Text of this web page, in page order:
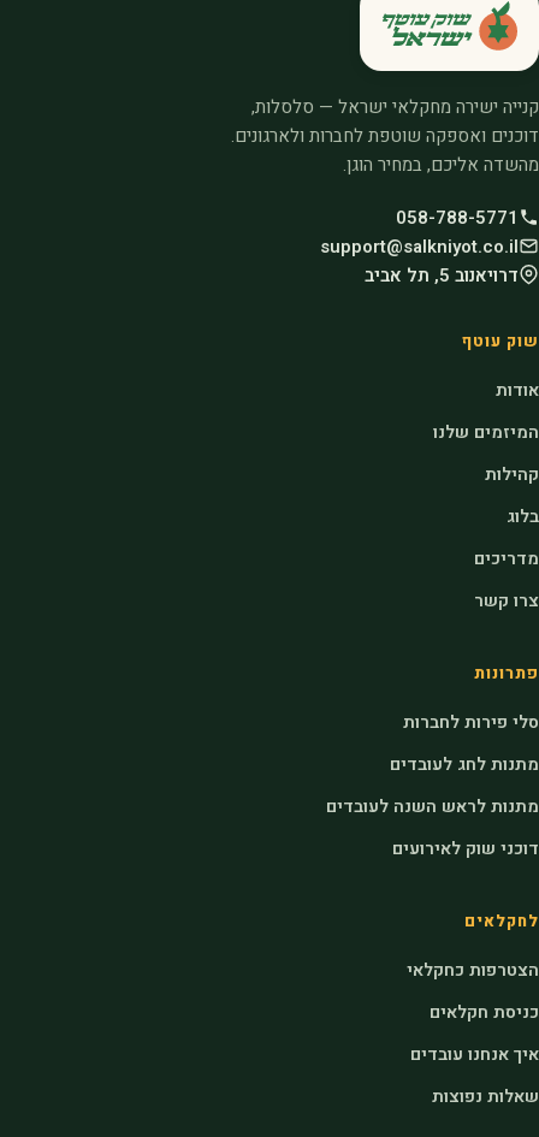
קנייה ישירה מחקלאי ישראל — סלסלות,
דוכנים ואספקה שוטפת לחברות ולארגונים.
מהשדה אליכם, במחיר הוגן.
058-788-5771
support@salkniyot.co.il
דרויאנוב 5, תל אביב
שוק עוטף
אודות
המיזמים שלנו
קהילות
בלוג
מדריכים
צרו קשר
פתרונות
סלי פירות לחברות
מתנות לחג לעובדים
מתנות לראש השנה לעובדים
דוכני שוק לאירועים
לחקלאים
הצטרפות כחקלאי
כניסת חקלאים
איך אנחנו עובדים
שאלות נפוצות